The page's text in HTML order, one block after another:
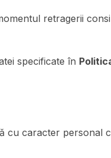
retragerii
specificate în
cu caracter personal